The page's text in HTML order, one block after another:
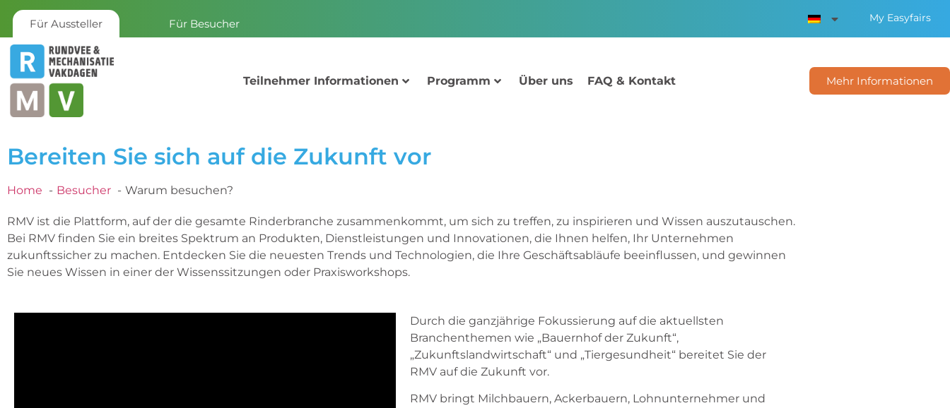
Für Aussteller Für Besucher My Easyfairs
Teilnehmer Informationen Programm Über uns FAQ & Kontakt Mehr Informationen
Bereiten Sie sich auf die Zukunft vor
Home Besucher Warum besuchen?
RMV ist die Plattform, auf der die gesamte Rinderbranche zusammenkommt, um sich zu treffen, zu inspirieren und Wissen auszutauschen.
Bei RMV finden Sie ein breites Spektrum an Produkten, Dienstleistungen und Innovationen, die Ihnen helfen, Ihr Unternehmen
zukunftssicher zu machen. Entdecken Sie die neuesten Trends und Technologien, die Ihre Geschäftsabläufe beeinflussen, und gewinnen
Sie neues Wissen in einer der Wissenssitzungen oder Praxisworkshops.
Durch die ganzjährige Fokussierung auf die aktuellsten
Branchenthemen wie „Bauernhof der Zukunft“,
„Zukunftslandwirtschaft“ und „Tiergesundheit“ bereitet Sie der
RMV auf die Zukunft vor.
RMV bringt Milchbauern, Ackerbauern, Lohnunternehmer und